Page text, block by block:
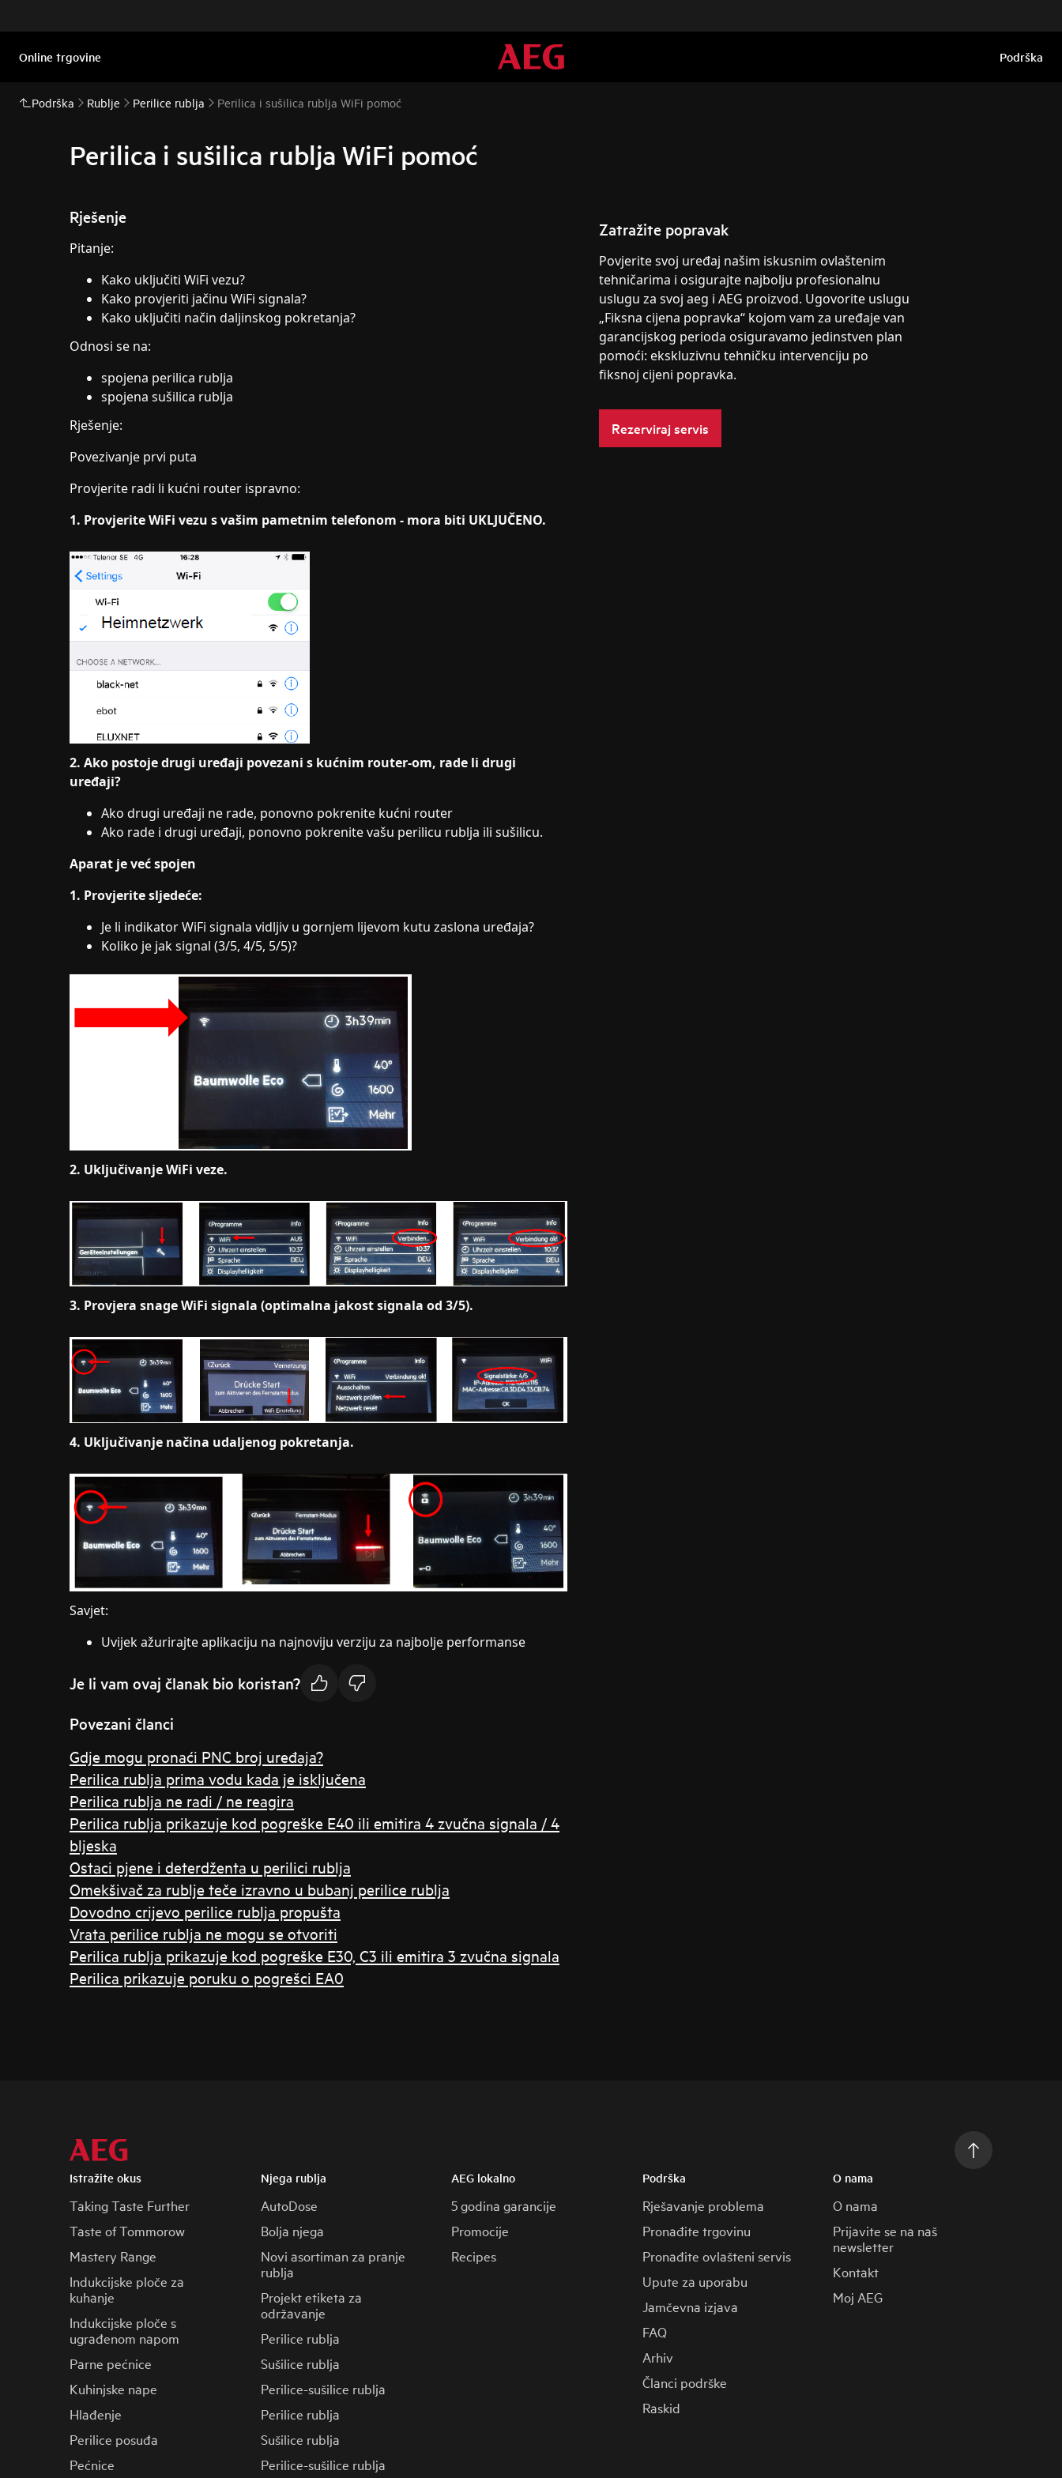
Online trgovine Podrška
Podrška Rublje Perilice rublja Perilica i sušilica rublja WiFi pomoć
Perilica i sušilica rublja WiFi pomoć
Rješenje
Pitanje:
Kako uključiti WiFi vezu?
Kako provjeriti jačinu WiFi signala?
Kako uključiti način daljinskog pokretanja?
Odnosi se na:
spojena perilica rublja
spojena sušilica rublja
Rješenje:
Povezivanje prvi puta
Provjerite radi li kućni router ispravno:
1. Provjerite WiFi vezu s vašim pametnim telefonom - mora biti UKLJUČENO.
2. Ako postoje drugi uređaji povezani s kućnim router-om, rade li drugi
uređaji?
Ako drugi uređaji ne rade, ponovno pokrenite kućni router
Ako rade i drugi uređaji, ponovno pokrenite vašu perilicu rublja ili sušilicu.
Aparat je već spojen
1. Provjerite sljedeće:
Je li indikator WiFi signala vidljiv u gornjem lijevom kutu zaslona uređaja?
Koliko je jak signal (3/5, 4/5, 5/5)?
2. Uključivanje WiFi veze.
3. Provjera snage WiFi signala (optimalna jakost signala od 3/5).
4. Uključivanje načina udaljenog pokretanja.
Savjet:
Uvijek ažurirajte aplikaciju na najnoviju verziju za najbolje performanse
Je li vam ovaj članak bio koristan?
Povezani članci
Gdje mogu pronaći PNC broj uređaja?
Perilica rublja prima vodu kada je isključena
Perilica rublja ne radi / ne reagira
Perilica rublja prikazuje kod pogreške E40 ili emitira 4 zvučna signala / 4
bljeska
Ostaci pjene i deterdženta u perilici rublja
Omekšivač za rublje teče izravno u bubanj perilice rublja
Dovodno crijevo perilice rublja propušta
Vrata perilice rublja ne mogu se otvoriti
Perilica rublja prikazuje kod pogreške E30, C3 ili emitira 3 zvučna signala
Perilica prikazuje poruku o pogrešci EA0
Zatražite popravak
Povjerite svoj uređaj našim iskusnim ovlaštenim
tehničarima i osigurajte najbolju profesionalnu
uslugu za svoj aeg i AEG proizvod. Ugovorite uslugu
„Fiksna cijena popravka“ kojom vam za uređaje van
garancijskog perioda osiguravamo jedinstven plan
pomoći: ekskluzivnu tehničku intervenciju po
fiksnoj cijeni popravka.
Rezerviraj servis
Istražite okus
Taking Taste Further
Taste of Tommorow
Mastery Range
Indukcijske ploče za
kuhanje
Indukcijske ploče s
ugrađenom napom
Parne pećnice
Kuhinjske nape
Hlađenje
Perilice posuđa
Pećnice
Njega rublja
AutoDose
Bolja njega
Novi asortiman za pranje
rublja
Projekt etiketa za
održavanje
Perilice rublja
Sušilice rublja
Perilice-sušilice rublja
Perilice rublja
Sušilice rublja
Perilice-sušilice rublja
AEG lokalno
5 godina garancije
Promocije
Recipes
Podrška
Rješavanje problema
Pronađite trgovinu
Pronađite ovlašteni servis
Upute za uporabu
Jamčevna izjava
FAQ
Arhiv
Članci podrške
Raskid
O nama
O nama
Prijavite se na naš
newsletter
Kontakt
Moj AEG